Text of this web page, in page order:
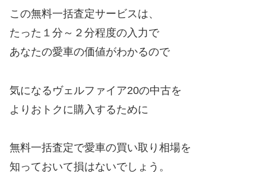
この無料一括査定サービスは、
たった１分～２分程度の入力で
あなたの愛車の価値がわかるので
気になるヴェルファイア20の中古を
よりおトクに購入するために
無料一括査定で愛車の買い取り相場を
知っておいて損はないでしょう。